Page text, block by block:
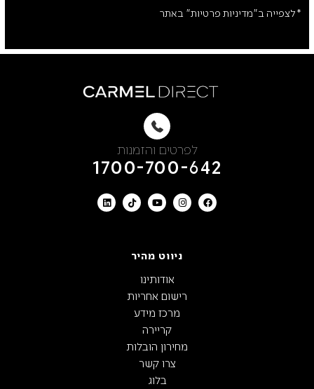
*לצפייה ב"מדיניות פרטיות" באתר
לפרטים והזמנות
1700-700-642
ניווט מהיר
אודותינו
רישום אחריות
מרכז מידע
קריירה
מחירון הובלות
צרו קשר
בלוג